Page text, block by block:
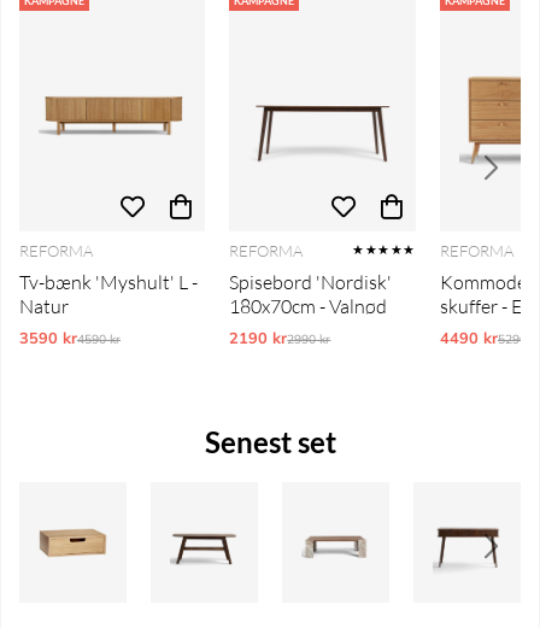
REFORMA
Tv-bænk 'Myshult' L -
Natur
3590 krOrdinarie pris:
4590 kr
REFORMA ★★★★★
Spisebord 'Nordisk'
180x70cm - Valnød
2190 krOrdinarie pris:
2990 kr
REFORMA
Kommode
skuffer - Eg
4490 kr5290 kr
Senest set